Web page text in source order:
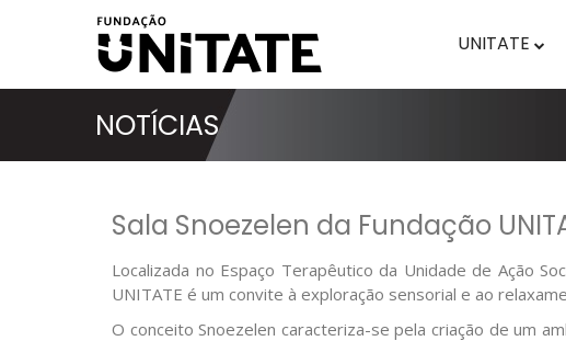
UNITATE
NOTÍCIAS
Sala Snoezelen da Fundação
Localizada no Espaço Terapêutico da Unidade de Ação
UNITATE é um convite à exploração sensorial e ao
O conceito Snoezelen caracteriza-se pela criação de um